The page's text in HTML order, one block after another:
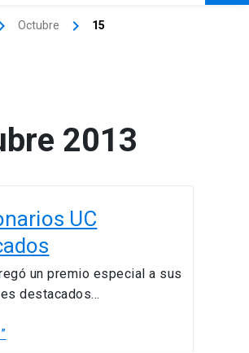
Octubre 15
2013
UC
un premio especial a sus
destacados…